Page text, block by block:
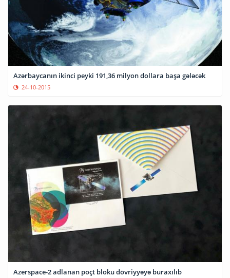
Azərbaycanın ikinci peyki 191,36 milyon dollara başa gələcək
24-10-2015
Azerspace-2 adlanan poçt bloku dövriyyəyə buraxılıb